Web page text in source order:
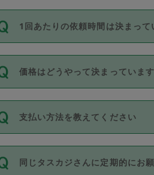
1回あたりの依頼時間は決まって
依頼1回につき3時間固定です。
い。機能をご利用いただくには
が必要です。なお、3時間を下
価格はどうやって決まっていま
11種類の価格帯の中からタスカ
タスカジさんの価格設定には最
除々に設定可能な最高額が上が
支払い方法を教えてください
お支払方法はクレジットカード
Club）のみとなります。
同じタスカジさんに定期的にお